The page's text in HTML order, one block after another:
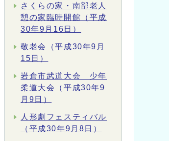
さくらの家・南部老人
憩の家臨時開館（平成
30年9月16日）
敬老会（平成30年9月
15日）
岩倉市武道大会 少年
柔道大会（平成30年9
月9日）
人形劇フェスティバル
（平成30年9月8日）